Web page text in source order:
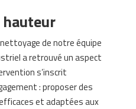
de notre équipe
a retrouvé un aspect
s’inscrit
: proposer des
et adaptées aux